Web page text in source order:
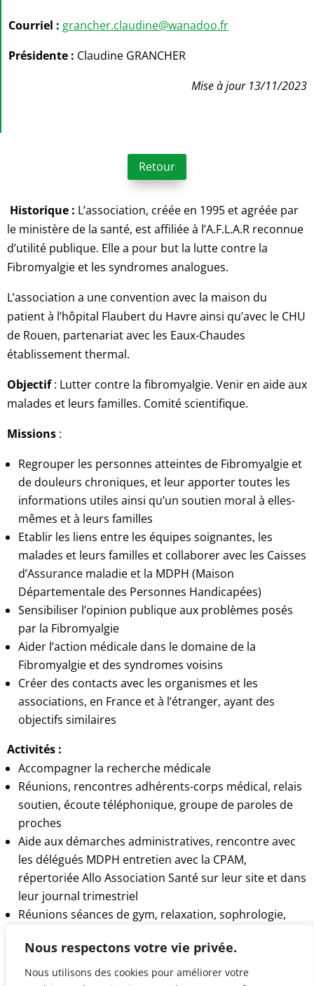
Nous respectons votre vie privée.
Nous utilisons des cookies pour améliorer votre
Courriel : grancher.claudine@wanadoo.fr
Présidente : Claudine GRANCHER
Mise à jour 13/11/2023
Retour
Historique : L’association, créée en 1995 et agréée par
le ministère de la santé, est affiliée à l’A.F.L.A.R reconnue
d’utilité publique. Elle a pour but la lutte contre la
Fibromyalgie et les syndromes analogues.
L’association a une convention avec la maison du
patient à l’hôpital Flaubert du Havre ainsi qu’avec le CHU
de Rouen, partenariat avec les Eaux-Chaudes
établissement thermal.
Objectif: Lutter contre la fibromyalgie. Venir en aide aux
malades et leurs familles. Comité scientifique.
Missions :
Regrouper les personnes atteintes de Fibromyalgie et
de douleurs chroniques, et leur apporter toutes les
informations utiles ainsi qu’un soutien moral à elles-
mêmes et à leurs familles
Etablir les liens entre les équipes soignantes, les
malades et leurs familles et collaborer avec les Caisses
d’Assurance maladie et la MDPH (Maison
Départementale des Personnes Handicapées)
Sensibiliser l’opinion publique aux problèmes posés
par la Fibromyalgie
Aider l’action médicale dans le domaine de la
Fibromyalgie et des syndromes voisins
Créer des contacts avec les organismes et les
associations, en France et à l’étranger, ayant des
objectifs similaires
Activités :
Accompagner la recherche médicale
Réunions, rencontres adhérents-corps médical, relais
soutien, écoute téléphonique, groupe de paroles de
proches
Aide aux démarches administratives, rencontre avec
les délégués MDPH entretien avec la CPAM,
répertoriée Allo Association Santé sur leur site et dans
leur journal trimestriel
Réunions séances de gym, relaxation, sophrologie,
Adhère à : Alliance Maladies Rares, Comité de
Coordination des Associations de Personnes en